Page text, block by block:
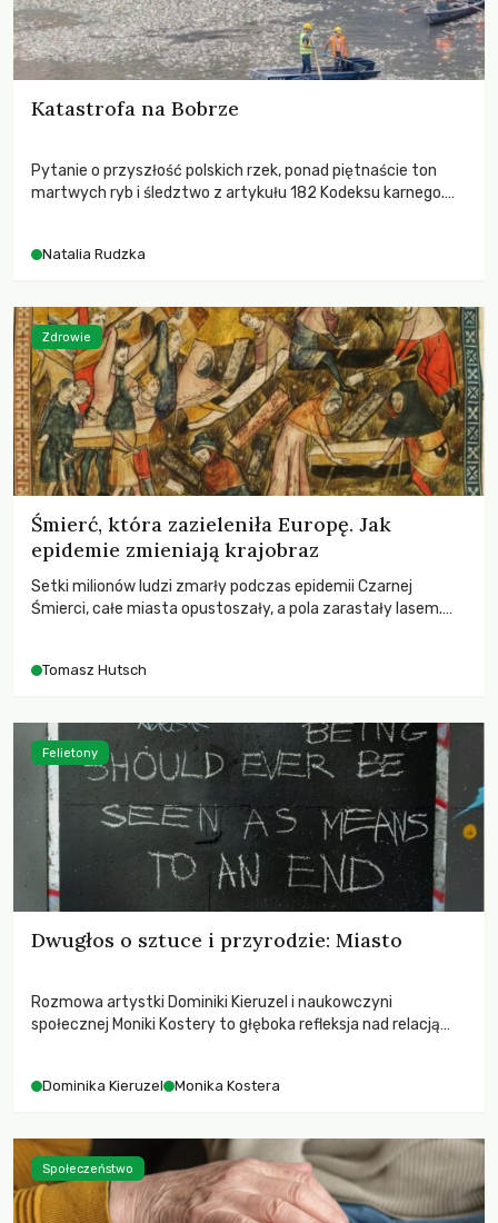
Katastrofa na Bobrze
Pytanie o przyszłość polskich rzek, ponad piętnaście ton
martwych ryb i śledztwo z artykułu 182 Kodeksu karnego.
zdarzeń prowadzących do biologicznej śmierci rzeki.
Natalia Rudzka
Śmierć, która zazieleniła Europę. Jak
epidemie zmieniają krajobraz
Setki milionów ludzi zmarły podczas epidemii Czarnej
Śmierci, całe miasta opustoszały, a pola zarastały lasem.
największych katastrof w swoich dziejach.
Tomasz Hutsch
Zdrowie
Dwugłos o sztuce i przyrodzie: Miasto
Rozmowa artystki Dominiki Kieruzel i naukowczyni
społecznej Moniki Kostery to głęboka refleksja nad relacją
Dominika Kieruzel Monika Kostera
Felietony
Społeczeństwo